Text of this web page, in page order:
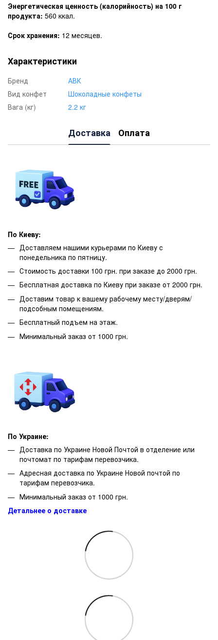
Энергетическая ценность (калорийность) на 100 г
продукта: 560 ккал.
Срок хранения: 12 месяцев.
Характеристики
Бренд
АВК
Вид конфет
Шоколадные конфеты
Вага (кг)
2.2 кг
Доставка Оплата
По Киеву:
Доставляем нашими курьерами по Киеву с
понедельника по пятницу.
Стоимость доставки 100 грн. при заказе до 2000 грн.
Бесплатная доставка по Киеву при заказе от 2000 грн.
Доставим товар к вашему рабочему месту/дверям/
подсобным помещениям.
Бесплатный подъем на этаж.
Минимальный заказ от 1000 грн.
По Украине:
Доставка по Украине Новой Почтой в отделение или
почтомат по тарифам перевозчика.
Адресная доставка по Украине Новой почтой по
тарифам перевозчика.
Минимальный заказ от 1000 грн.
Детальнее о доставке